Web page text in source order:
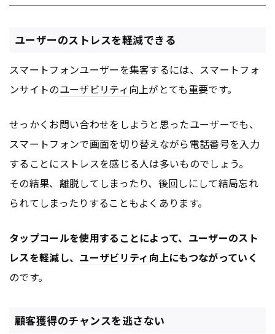
ユーザーのストレスを軽減できる
スマートフォンユーザーを集客するには、スマートフォ
ンサイトのユーザビリティ向上がとても重要です。
せっかくお問い合わせをしようと思ったユーザーでも、
スマートフォンで画面を切り替えながら電話番号を入力
することにストレスを感じる人は多いものでしょう。
その結果、離脱してしまったり、後回しにして結局忘れ
られてしまったりすることもよくあります。
タップコールを使用することによって、ユーザーのスト
レスを軽減し、 ユーザビリティ 向上にもつながっていく
のです。
顧客獲得のチャンスを逃さない